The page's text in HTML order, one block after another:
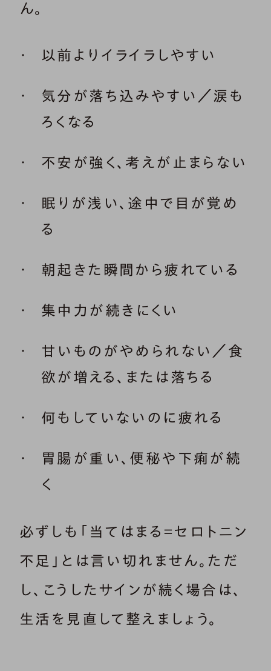
ん。
以前よりイライラしやすい
気分が落ち込みやすい／涙も
ろくなる
不安が強く、考えが止まらない
眠りが浅い、途中で目が覚め
る
朝起きた瞬間から疲れている
集中力が続きにくい
甘いものがやめられない／食
欲が増える、または落ちる
何もしていないのに疲れる
胃腸が重い、便秘や下痢が続
く
必ずしも「当てはまる＝セロトニン
不足」とは言い切れません。ただ
し、こうしたサインが続く場合は、
生活を見直して整えましょう。